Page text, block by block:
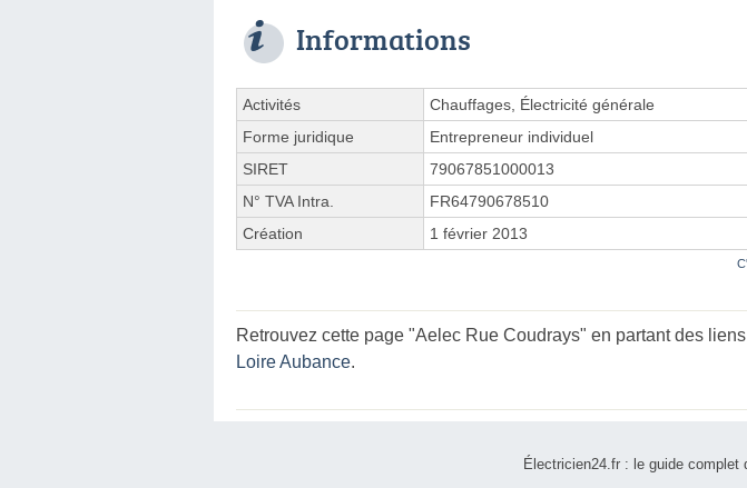
Informations
Activités
Chauffages, Électricité générale
Forme juridique
Entrepreneur individuel
SIRET
79067851000013
N° TVA Intra.
FR64790678510
Création
1 février 2013
Retrouvez cette page "Aelec Rue Coudrays" en partant des liens
Loire Aubance.
Électricien24.fr : le guide complet